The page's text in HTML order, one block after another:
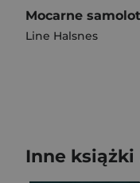
Line Halsnes
Inne książki